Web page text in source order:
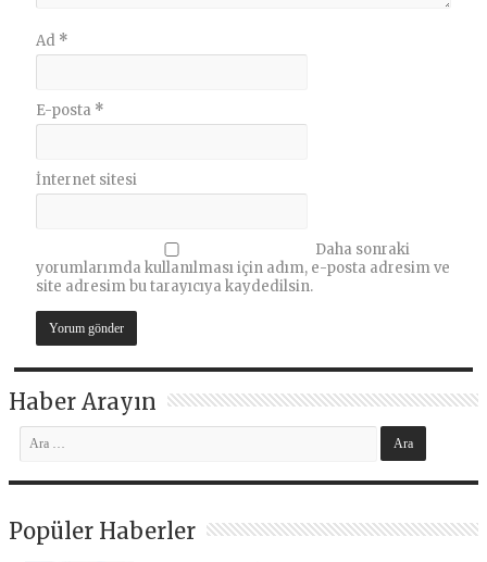
Ad *
E-posta *
İnternet sitesi
Daha sonraki
yorumlarımda kullanılması için adım, e-posta adresim ve
site adresim bu tarayıcıya kaydedilsin.
Haber Arayın
Popüler Haberler